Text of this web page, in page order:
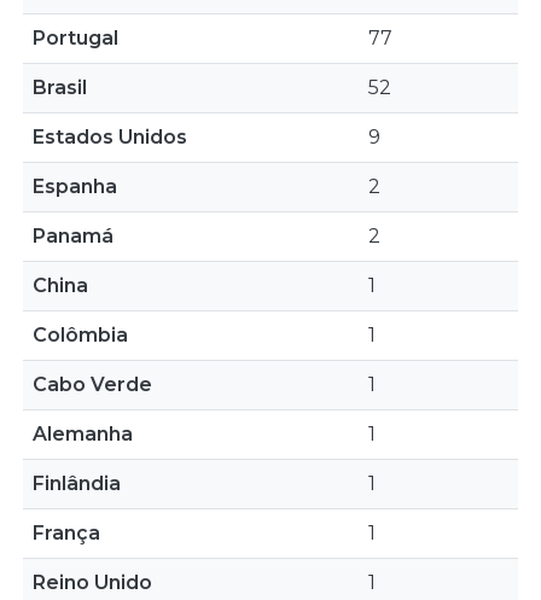
Portugal 77
Brasil 52
Estados Unidos 9
Espanha 2
Panamá 2
China 1
Colômbia 1
Cabo Verde 1
Alemanha 1
Finlândia 1
França 1
Reino Unido 1